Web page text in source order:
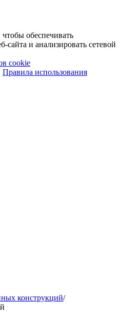
обеспечивать
сайта и анализировать сетевой
cookie
Правила использования
конструкций/